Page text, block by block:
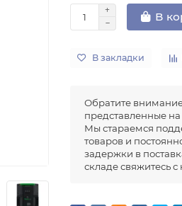
В
В закладки
Обратите внимание
представленные на
Мы стараемся
товаров и
задержки в
складе свяжитесь